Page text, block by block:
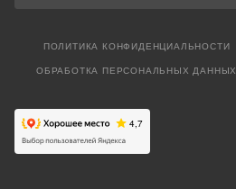
ПОЛИТИКА КОНФИДЕНЦИАЛЬНОСТИ
ОБРАБОТКА ПЕРСОНАЛЬНЫХ ДАННЫХ